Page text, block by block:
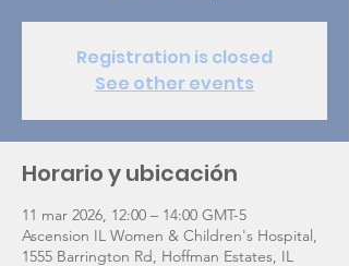
Registration is closed
See other events
Horario y ubicación
11 mar 2026, 12:00 – 14:00 GMT-5
Ascension IL Women & Children's Hospital,
1555 Barrington Rd, Hoffman Estates, IL